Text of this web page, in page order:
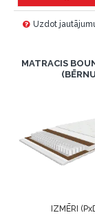
Uzdot
MATRACIS
IZMĒRI